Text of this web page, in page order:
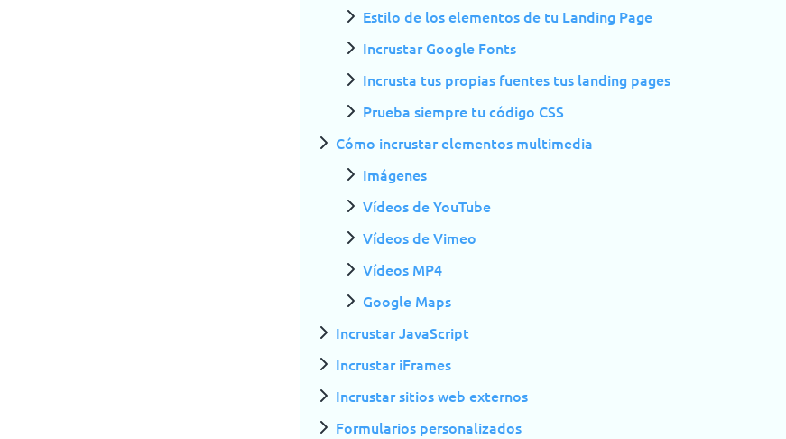
Estilo de los elementos de tu Landing Page
Incrustar Google Fonts
Incrusta tus propias fuentes tus landing pages
Prueba siempre tu código CSS
Cómo incrustar elementos multimedia
Imágenes
Vídeos de YouTube
Vídeos de Vimeo
Vídeos MP4
Google Maps
Incrustar JavaScript
Incrustar iFrames
Incrustar sitios web externos
Formularios personalizados